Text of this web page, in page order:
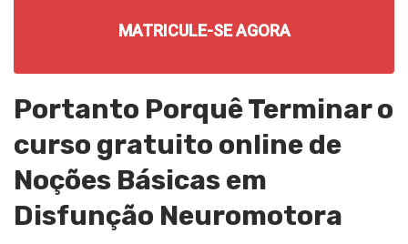
MATRICULE-SE AGORA
Portanto Porquê Terminar o
curso gratuito online de
Noções Básicas em
Disfunção Neuromotora